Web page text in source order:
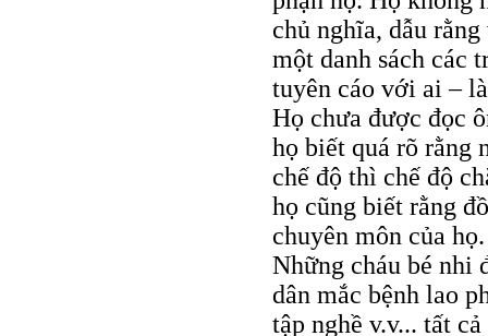
chủ nghĩa, dẫu
một danh sách các
tuyên cáo với ai –
Họ chưa được đọc
họ biết quá rõ rằng
chế độ thì chế độ
họ cũng biết rằng
chuyên môn của
Những cháu bé nhi
dân mắc bệnh lao
tập nghề v.v... tất